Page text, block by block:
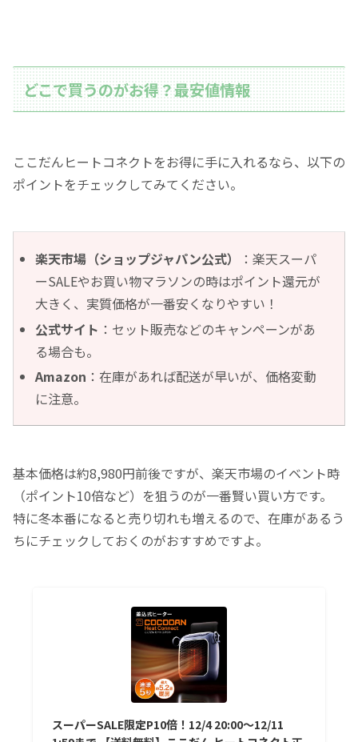
どこで買うのがお得？最安値情報
ここだんヒートコネクトをお得に手に入れるなら、以下の
ポイントをチェックしてみてください。
楽天市場（ショップジャパン公式）
：楽天スーパ
ーSALEやお買い物マラソンの時はポイント還元が
大きく、実質価格が一番安くなりやすい！
公式サイト ：セット販売などのキャンペーンがあ
る場合も。
Amazon ：在庫があれば配送が早いが、価格変動
に注意。
基本価格は約8,980円前後ですが、楽天市場のイベント時
（ポイント10倍など）を狙うのが一番賢い買い方です。
特に冬本番になると売り切れも増えるので、在庫があるう
ちにチェックしておくのがおすすめですよ。
スーパーSALE限定P10倍！12/4 20:00〜12/11